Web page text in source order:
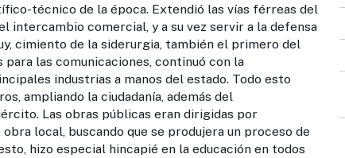
técnico de la época. Extendió las vías férreas del
comercial, y a su vez servir a la defensa
cimiento de la siderurgia, también el primero del
las comunicaciones, continuó con la
industrias a manos del estado. Todo esto
ampliando la ciudadanía, además del
Las obras públicas eran dirigidas por
local, buscando que se produjera un proceso de
hizo especial hincapié en la educación en todos